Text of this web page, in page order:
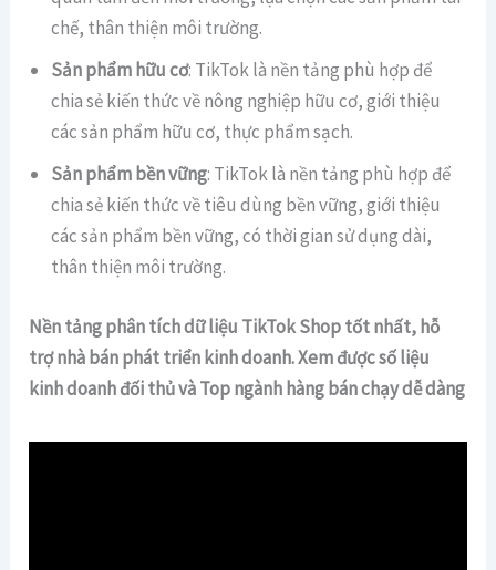
chế, thân thiện môi trường.
Sản phẩm hữu cơ: TikTok là nền tảng phù hợp để
chia sẻ kiến thức về nông nghiệp hữu cơ, giới thiệu
các sản phẩm hữu cơ, thực phẩm sạch.
Sản phẩm bền vững: TikTok là nền tảng phù hợp để
chia sẻ kiến thức về tiêu dùng bền vững, giới thiệu
các sản phẩm bền vững, có thời gian sử dụng dài,
thân thiện môi trường.
Nền tảng phân tích dữ liệu TikTok Shop tốt nhất, hỗ
trợ nhà bán phát triển kinh doanh. Xem được số liệu
kinh doanh đối thủ và Top ngành hàng bán chạy dễ dàng